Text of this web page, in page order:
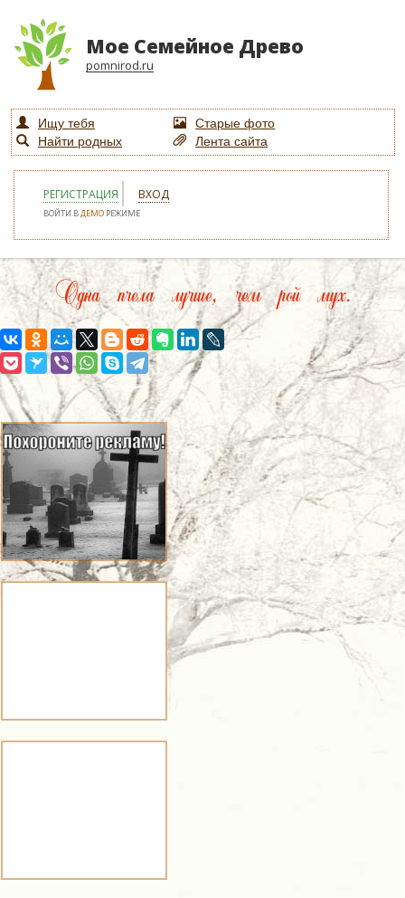
Мое Семейное Древо
pomnirod.ru
Ищу тебя
Старые фото
Найти родных
Лента сайта
РЕГИСТРАЦИЯ ВХОД
ВОЙТИ ВДЕМО РЕЖИМЕ
Одна пчела лучше, чем рой мух.